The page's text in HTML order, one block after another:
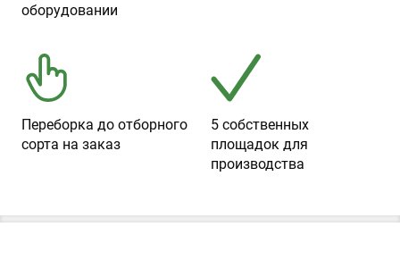
оборудовании
Переборка до отборного
сорта на заказ
5 собственных
площадок для
производства